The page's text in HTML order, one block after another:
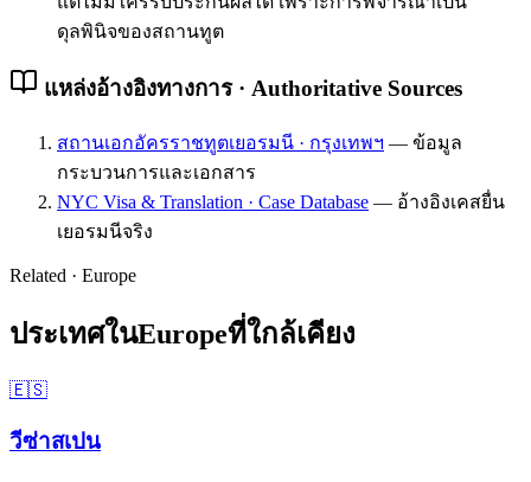
ดุลพินิจของสถานทูต
แหล่งอ้างอิงทางการ · Authoritative Sources
สถานเอกอัครราชทูตเยอรมนี · กรุงเทพฯ — ข้อมูล
กระบวนการและเอกสาร
NYC Visa & Translation · Case Database — อ้างอิงเคสยื่น
เยอรมนีจริง
Related · Europe
ประเทศในEuropeที่ใกล้เคียง
🇪🇸
วีซ่าสเปน